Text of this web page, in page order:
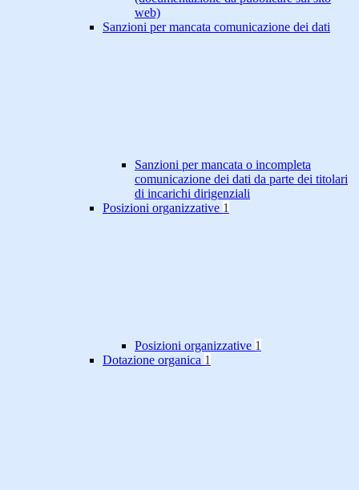
web)
Sanzioni per mancata comunicazione dei dati
Sanzioni per mancata o incompleta
comunicazione dei dati da parte dei titolari
di incarichi dirigenziali
Posizioni organizzative 1
Posizioni organizzative 1
Dotazione organica 1